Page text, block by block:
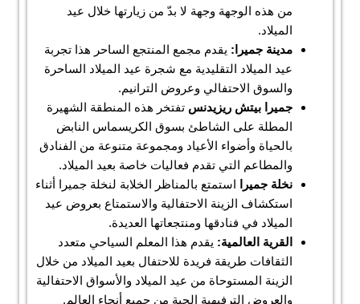
من هذه الوجهة وجهة لا بدّ من زيارتها خلال عيد
الميلاد.
مدينة جميرا: يقدم مجمع المنتجع الساحر هذا تجربة
عيد الميلاد التقليدية مع شجرة عيد الميلاد الساحرة
والسوق الاحتفالي وعروض الترانيم.
جميرا بيتش ريزيدنس تفتخر هذه المنطقة الشهيرة
المطلة على الشاطئ بسوق الكريسماس النابض
بالحياة وأضواء الأعياد ومجموعة متنوعة من الفنادق
والمطاعم التي تقدم فعاليات خاصة بعيد الميلاد.
نخلة جميرا
استمتع بالمناظر الخلابة لنخلة جميرا أثناء
استكشاف الزينة الاحتفالية والاستمتاع بعروض عيد
الميلاد في فنادقها ومنتجعاتها العديدة.
القرية العالمية: يقدم هذا المعلم السياحي متعدد
الثقافات طريقة فريدة للاحتفال بعيد الميلاد من خلال
الزينة المستوحاة من عيد الميلاد والأسواق الاحتفالية
والعروض الترفيهية الحية من جميع أنحاء العالم.